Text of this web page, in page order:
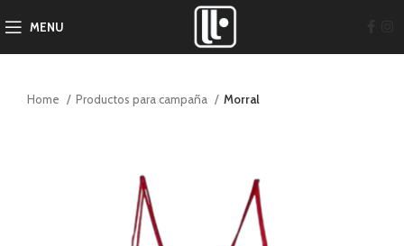
MENU
Home Productos para campaña Morral